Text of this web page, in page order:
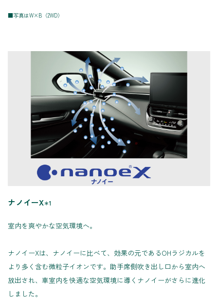
■写真はW×B（2WD）
ナノイーX＊1
室内を爽やかな空気環境へ。
ナノイーXは、ナノイーに比べて、効果の元であるOHラジカルを
より多く含む微粒子イオンです。助手席側吹き出し口から室内へ
放出され、車室内を快適な空気環境に導くナノイーがさらに進化
しました。